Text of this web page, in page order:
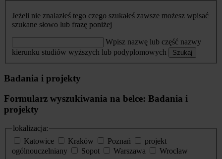
Jeżeli nie znalazłeś tego czego szukałeś zawsze możesz wpisać
szukane słowo lub frazę poniżej
Wpisz nazwę lub część nazwy
kierunku studiów wyższych lub podyplomowych
Szukaj
Badania i projekty
Formularz wyszukiwania na belce: Badania i
projekty
lokalizacja:
Katowice
Kraków Poznań
projekt
ogólnouczelniany
Sopot Warszawa
Wrocław